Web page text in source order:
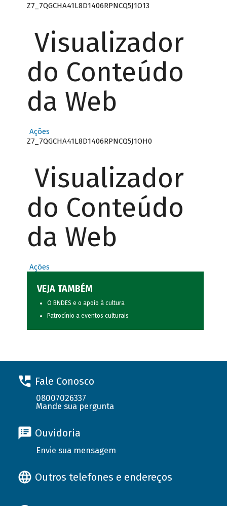
Z7_7QGCHA41L8D1406RPNCQ5J1O13
Visualizador
do Conteúdo
da Web
Ações
Z7_7QGCHA41L8D1406RPNCQ5J1OH0
Visualizador
do Conteúdo
da Web
Ações
VEJA TAMBÉM
O BNDES e o apoio à cultura
Patrocínio a eventos culturais
Fale Conosco
08007026337
Mande sua pergunta
Ouvidoria
Envie sua mensagem
Outros telefones e endereços